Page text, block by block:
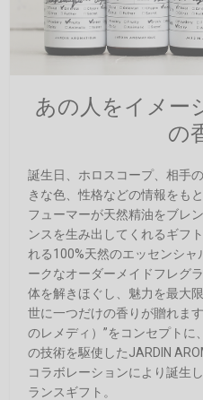
あの人をイメー
の
誕生日、ホロスコープ、相手
きな色、性格などの情報をも
フューマーが天然精油をブレ
ンスを生み出してくれるギフ
れる100%天然のエッセンシ
ークなオーダーメイドフレグ
体を解きほぐし、魅力を最大
世に一つだけの香りが贈れます
のレメディ）”をコンセプトに
の技術を駆使したJARDIN
コラボレーションにより誕生
ランスギフト。